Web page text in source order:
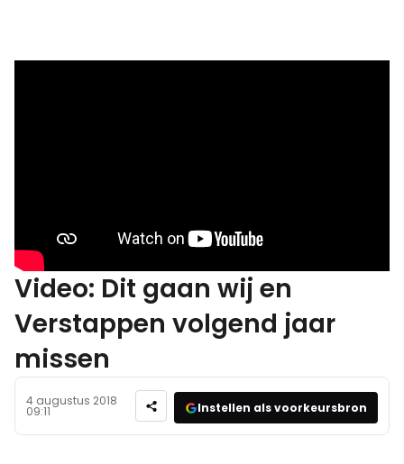
Video: Dit gaan wij en
Verstappen volgend jaar
missen
4 augustus 2018
09:11 Instellen als voorkeursbron